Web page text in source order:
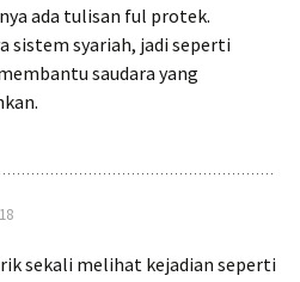
ada tulisan ful protek.
sistem syariah, jadi seperti
saudara yang
sekali melihat kejadian seperti